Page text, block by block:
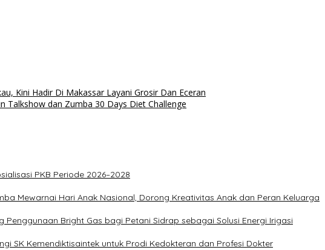
Kini Hadir Di Makassar Layani Grosir Dan Eceran
Talkshow dan Zumba 30 Days Diet Challenge
PKB Periode 2026–2028
Mewarnai Hari Anak Nasional, Dorong Kreativitas Anak dan Peran Keluarga
Bright Gas bagi Petani Sidrap sebagai Solusi Energi Irigasi
SK Kemendiktisaintek untuk Prodi Kedokteran dan Profesi Dokter